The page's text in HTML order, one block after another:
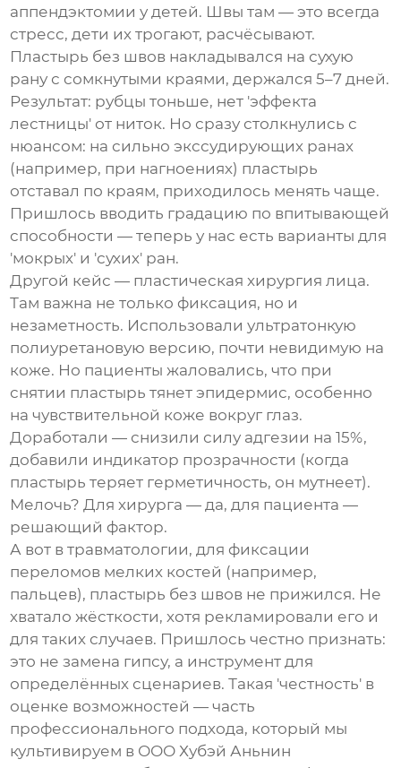
аппендэктомии у детей. Швы там — это всегда
стресс, дети их трогают, расчёсывают.
Пластырь без швов накладывался на сухую
рану с сомкнутыми краями, держался 5–7 дней.
Результат: рубцы тоньше, нет 'эффекта
лестницы' от ниток. Но сразу столкнулись с
нюансом: на сильно экссудирующих ранах
(например, при нагноениях) пластырь
отставал по краям, приходилось менять чаще.
Пришлось вводить градацию по впитывающей
способности — теперь у нас есть варианты для
'мокрых' и 'сухих' ран.
Другой кейс — пластическая хирургия лица.
Там важна не только фиксация, но и
незаметность. Использовали ультратонкую
полиуретановую версию, почти невидимую на
коже. Но пациенты жаловались, что при
снятии пластырь тянет эпидермис, особенно
на чувствительной коже вокруг глаз.
Доработали — снизили силу адгезии на 15%,
добавили индикатор прозрачности (когда
пластырь теряет герметичность, он мутнеет).
Мелочь? Для хирурга — да, для пациента —
решающий фактор.
А вот в травматологии, для фиксации
переломов мелких костей (например,
пальцев), пластырь без швов не прижился. Не
хватало жёсткости, хотя рекламировали его и
для таких случаев. Пришлось честно признать:
это не замена гипсу, а инструмент для
определённых сценариев. Такая 'честность' в
оценке возможностей — часть
профессионального подхода, который мы
культивируем в ООО Хубэй Аньнин